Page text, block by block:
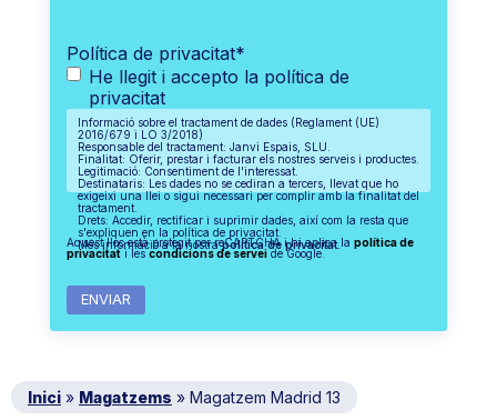
Política de privacitat*
He llegit i accepto la política de
privacitat
Informació sobre el tractament de dades (Reglament (UE)
2016/679 i LO 3/2018)
Responsable del tractament: Janvi Espais, SLU.
Finalitat: Oferir, prestar i facturar els nostres serveis i productes.
Legitimació: Consentiment de l'interessat.
Destinataris: Les dades no se cediran a tercers, llevat que ho
exigeixi una llei o sigui necessari per complir amb la finalitat del
tractament.
Drets: Accedir, rectificar i suprimir dades, així com la resta que
s'expliquen en la política de privacitat.
Més informació a la nostrapolítica de privacitat.
Aquest lloc està protegit per reCAPTCHA i hi aplica la política de
privacitati lescondicions de serveide Google.
Inici » Magatzems » Magatzem Madrid 13